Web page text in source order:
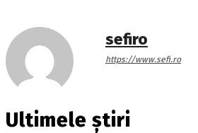
sefiro
https://www.sefi.ro
Ultimele știri